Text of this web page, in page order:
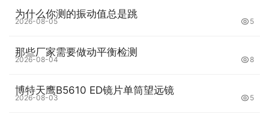
为什么你测的振动值总是跳
2026-08-05 5
那些厂家需要做动平衡检测
2026-08-04 8
博特天鹰B5610 ED镜片单筒望远镜
2026-08-03 5